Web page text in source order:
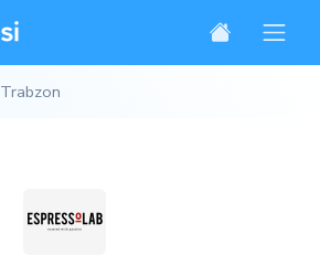
Trabzon